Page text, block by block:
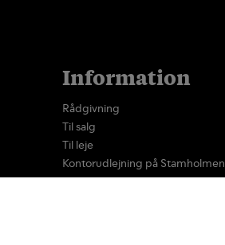
Information
Rådgivning
Til salg
Til leje
Kontorudlejning på Stamholmen
Off-market